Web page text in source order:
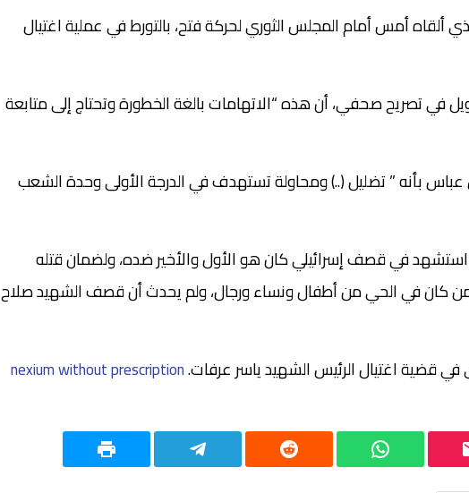
ألقاه أمس أمام المجلس الثوري لحركة فتح، بالتورط في عملية اغتيال
في تصريح صحفي، أن هذه “الاتهامات بالغة الخطورة وتحتاج إلى متابعة
بأنه ” تضليل (..) ومحاولة تستهدف في الدرجة الأولى وحدة الشعب
في قصف إسرائيلي كان هو الأول والأخير ضده، ولضمان قتله
من كان في الحي من أطفال ونساء ورجال، ولم يحدث أن قصف الشهيد صلاح
قضية اغتيال الرئيس الشهيد ياسر عرفات.nexium without prescription